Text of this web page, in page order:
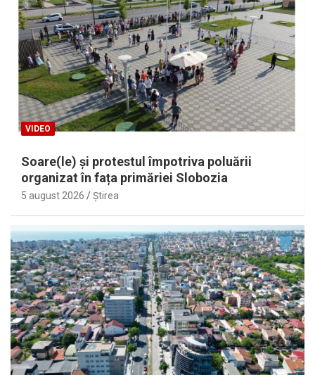
VIDEO
Soare(le) și protestul împotriva poluării
organizat în fața primăriei Slobozia
5 august 2026 Ştirea